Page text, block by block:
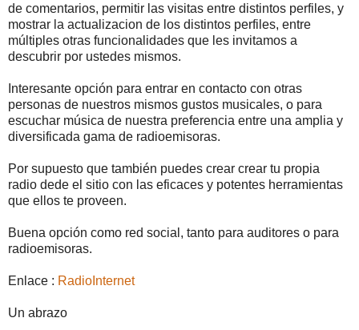
de comentarios, permitir las visitas entre distintos perfiles, y
mostrar la actualizacion de los distintos perfiles, entre
múltiples otras funcionalidades que les invitamos a
descubrir por ustedes mismos.
Interesante opción para entrar en contacto con otras
personas de nuestros mismos gustos musicales, o para
escuchar música de nuestra preferencia entre una amplia y
diversificada gama de radioemisoras.
Por supuesto que también puedes crear crear tu propia
radio dede el sitio con las eficaces y potentes herramientas
que ellos te proveen.
Buena opción como red social, tanto para auditores o para
radioemisoras.
Enlace : RadioInternet
Un abrazo